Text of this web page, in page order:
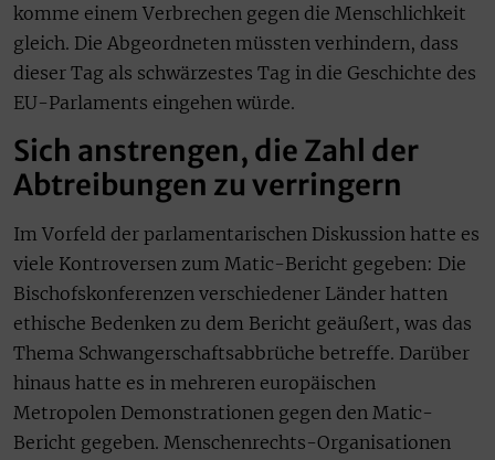
komme einem Verbrechen gegen die Menschlichkeit
gleich. Die Abgeordneten müssten verhindern, dass
dieser Tag als schwärzestes Tag in die Geschichte des
EU-Parlaments eingehen würde.
Sich anstrengen, die Zahl der
Abtreibungen zu verringern
Im Vorfeld der parlamentarischen Diskussion hatte es
viele Kontroversen zum Matic-Bericht gegeben: Die
Bischofskonferenzen verschiedener Länder hatten
ethische Bedenken zu dem Bericht geäußert, was das
Thema Schwangerschaftsabbrüche betreffe. Darüber
hinaus hatte es in mehreren europäischen
Metropolen Demonstrationen gegen den Matic-
Bericht gegeben. Menschenrechts-Organisationen